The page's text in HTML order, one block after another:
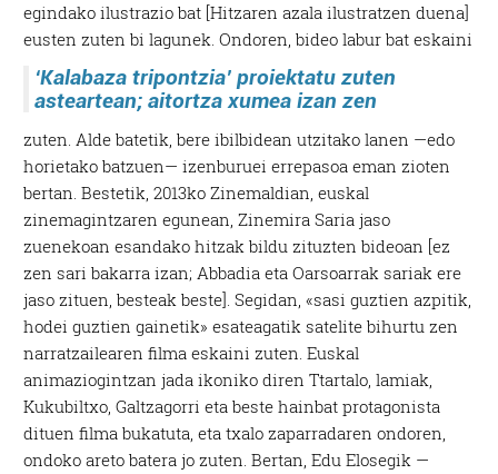
egindako ilustrazio bat [Hitzaren azala ilustratzen duena]
eusten zuten bi lagunek.
‘Kalabaza tripontzia’ proiektatu zuten
asteartean; aitortza xumea izan zen
Ondoren, bideo labur bat eskaini
zuten. Alde batetik, bere ibilbidean utzitako lanen —edo
horietako batzuen— izenburuei errepasoa eman zioten
bertan. Bestetik, 2013ko Zinemaldian, euskal
zinemagintzaren egunean, Zinemira Saria jaso
zuenekoan esandako hitzak bildu zituzten bideoan [ez
zen sari bakarra izan; Abbadia eta Oarsoarrak sariak ere
jaso zituen, besteak beste]. Segidan, «sasi guztien azpitik,
hodei guztien gainetik» esateagatik satelite bihurtu zen
narratzailearen filma eskaini zuten. Euskal
animaziogintzan jada ikoniko diren Ttartalo, lamiak,
Kukubiltxo, Galtzagorri eta beste hainbat protagonista
dituen filma bukatuta, eta txalo zaparradaren ondoren,
ondoko areto batera jo zuten. Bertan, Edu Elosegik —